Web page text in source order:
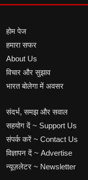
होम पेज
हमारा सफर
About Us
विचार और सुझाव
भारत बोलेगा में अवसर
संदर्भ, समझ और सवाल
सहयोग दें ~ Support Us
संपर्क करें ~ Contact Us
विज्ञापन दें ~ Advertise
न्यूज़लेटर ~ Newsletter